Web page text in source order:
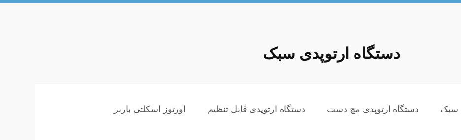
دستگاه ارتوپدی سبک
سبک دستگاه ارتوپدی مچ دست دستگاه ارتوپدی قابل تنظیم اورتوز اسکلتی باربر